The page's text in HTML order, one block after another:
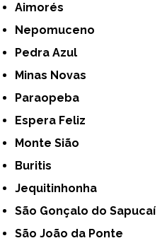
Aimorés
Nepomuceno
Pedra Azul
Minas Novas
Paraopeba
Espera Feliz
Monte Sião
Buritis
Jequitinhonha
São Gonçalo do Sapucaí
São João da Ponte